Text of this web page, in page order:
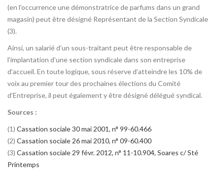
(en l’occurrence une démonstratrice de parfums dans un grand
magasin) peut être désigné Représentant de la Section Syndicale
(3).
Ainsi, un salarié d’un sous-traitant peut être responsable de
l’implantation d’une section syndicale dans son entreprise
d’accueil. En toute logique, sous réserve d’atteindre les 10% de
voix au premier tour des prochaines élections du Comité
d’Entreprise, il peut également y être désigné délégué syndical.
Sources :
(1) Cassation sociale 30 mai 2001, n° 99-60.466
(2) Cassation sociale 26 mai 2010, n° 09-60.400
(3) Cassation sociale 29 févr. 2012, n° 11-10.904, Soares c/ Sté
Printemps